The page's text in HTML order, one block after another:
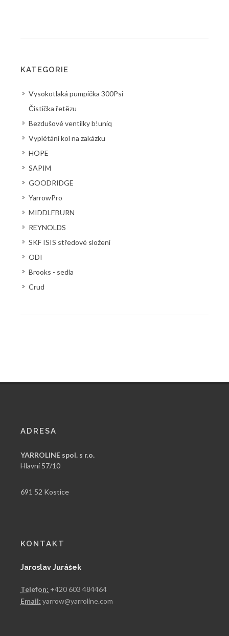
KATEGORIE
Vysokotlaká pumpička 300Psi
Čistička řetězu
Bezdušové ventilky b!uniq
Vyplétání kol na zakázku
HOPE
SAPIM
GOODRIDGE
YarrowPro
MIDDLEBURN
REYNOLDS
SKF ISIS středové složení
ODI
Brooks - sedla
Crud
ADRESA
YARROLINE spol. s r.o.
Hlavní 57/10
691 52 Kostice
KONTAKT
Jaroslav Jurášek
Telefon: +420 603 484464
Email: yarrow@yarroline.com